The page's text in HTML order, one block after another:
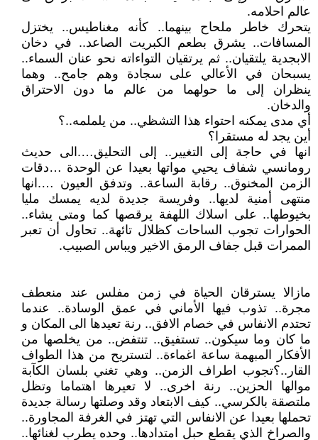
عالم احلامه.
يتحرك خاطر ملحاح بينهما.. كأنه مغناطيس.. يختزل
المسافات.. يشرق بطعم الكبريت الصاعد.. في دخان
الابجدية يلتقيان.. ثم يرتقيان التواءاته نحو عنان السماء..
يسبحان في الأعالي على سجادة وهم جامح.. وهما
ينظران إلى ما حولهما من عالم ما دون الاحتراق
والدخان.
أي مدى يمكنه احتواء هذا التشظي.. من يلملمه..؟
أين يجد له مستقرا؟
انها في حاجة إلى التغيير.. إلى التحليق….الى حديث
رومانسي شفاف يحيي مواتها بعيدا عن الوحدة …دقات
الزمن المخنوق.. رقابة الساعة.. وتدفق العيون ….انها
منتهى أمنية لديها.. وفريسة جديدة لديه يمسك مليا
بخيوطها.. على اسلاك اللهفة يرقصها كما ومتى يشاء..
الحوارات تجوب الساحات كظلال تائهة.. تحاول أن تعبر
الممرات قبل جفاف الرمق الاخير ويباس الصبيب.
مازالا يسترقان الحياة في زمن مفلس عند منعطف
مجرة.. تذوب فيها الأماني في عمق الوسادة.. عندما
تحتدم الانفاس في خصام الافق.. رنة تعيدها الى المكان و
ما كان وما سيكون.. تستفيق.. تنتفض.. من يخلصها من
الأفكار المبهمة ساعة اغماءة.. لتستريح من هذا الطواف
القار..؟تجوب اطراف الزمن.. وهي تغني بلسان الكآبة
موالها الحزين.. رنة اخرى.. لا تعيرها اهتماما وتظل
ملتصقة بالكرسي.. كيف الابتعاد وقد وصلتها رسالة جديدة
تحملها بعيدا عن الانفاس التي تهتز في الغرفة المجاورة..
والصراخ الذي يقطع حبل امتدادها.. وحده يطرب لغنائها..